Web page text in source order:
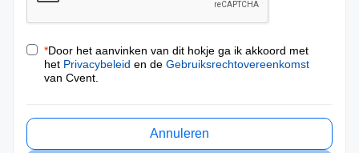
*Door het aanvinken van dit hokje ga ik akkoord met
het Privacybeleid en de Gebruiksrechtovereenkomst
van Cvent.
Annuleren